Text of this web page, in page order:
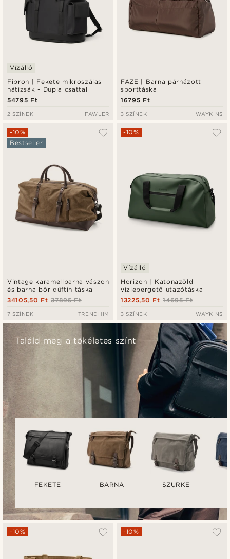
Fibron | Fekete mikroszálas
hátizsák - Dupla csattal
Vízálló
54795 Ft
2 SZÍNEK FAWLER
FAZE | Barna párnázott
sporttáska
16795 Ft
3 SZÍNEK WAYKINS
Vintage karamellbarna vászon
és barna bőr düftin táska
-10%
Bestseller
37895 Ft
34105,50 Ft
7 SZÍNEK TRENDHIM
Horizon | Katonazöld
vízlepergető utazótáska
-10%
Vízálló
14695 Ft
13225,50 Ft
3 SZÍNEK WAYKINS
-10% -10%
Találd meg a tökéletes színt
FEKETE BARNA SZÜRKE